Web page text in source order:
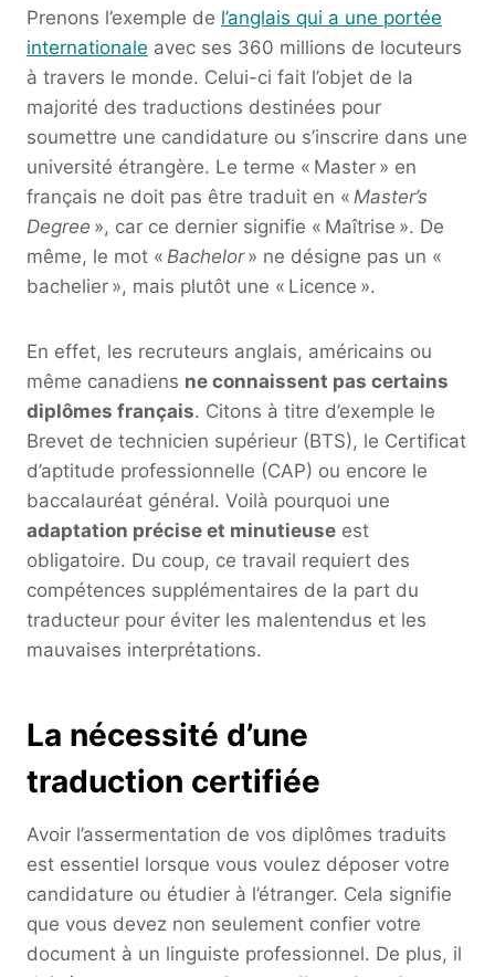
Prenons l’exemple de l’anglais qui a une portée
internationale avec ses 360 millions de locuteurs
à travers le monde. Celui-ci fait l’objet de la
majorité des traductions destinées pour
soumettre une candidature ou s’inscrire dans une
université étrangère. Le terme « Master » en
français ne doit pas être traduit en « Master’s
Degree », car ce dernier signifie « Maîtrise ». De
même, le mot « Bachelor» ne désigne pas un «
bachelier », mais plutôt une « Licence ».
En effet, les recruteurs anglais, américains ou
même canadiens ne connaissent pas certains
diplômes français. Citons à titre d’exemple le
Brevet de technicien supérieur (BTS), le Certificat
d’aptitude professionnelle (CAP) ou encore le
baccalauréat général. Voilà pourquoi une
adaptation précise et minutieuse est
obligatoire. Du coup, ce travail requiert des
compétences supplémentaires de la part du
traducteur pour éviter les malentendus et les
mauvaises interprétations.
La nécessité d’une
traduction certifiée
Avoir l’assermentation de vos diplômes traduits
est essentiel lorsque vous voulez déposer votre
candidature ou étudier à l’étranger. Cela signifie
que vous devez non seulement confier votre
document à un linguiste professionnel. De plus, il